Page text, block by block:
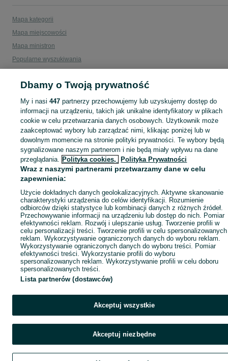
Mapa kategorii
Mapa miejscowości
Mapa ministron
Popularne wyszukiwania
Dbamy o Twoją prywatność
My i nasi447 partnerzy przechowujemy lub uzyskujemy dostęp do
informacji na urządzeniu, takich jak unikalne identyfikatory w plikach
cookie w celu przetwarzania danych osobowych. Użytkownik może
zaakceptować wybory lub zarządzać nimi, klikając poniżej lub w
dowolnym momencie na stronie polityki prywatności. Te wybory będą
sygnalizowane naszym partnerom i nie będą miały wpływu na dane
przeglądania. Polityka cookies, Polityka Prywatności
Wraz z naszymi partnerami przetwarzamy dane w celu
zapewnienia:
Użycie dokładnych danych geolokalizacyjnych. Aktywne skanowanie
charakterystyki urządzenia do celów identyfikacji. Rozumienie
odbiorców dzięki statystyce lub kombinacji danych z różnych źródeł.
Przechowywanie informacji na urządzeniu lub dostęp do nich. Pomiar
efektywności reklam. Rozwój i ulepszanie usług. Tworzenie profili w
celu personalizacji treści. Tworzenie profili w celu spersonalizowanych
reklam. Wykorzystywanie ograniczonych danych do wyboru reklam.
Wykorzystywanie ograniczonych danych do wyboru treści. Pomiar
efektywności treści. Wykorzystanie profili do wyboru
spersonalizowanych reklam. Wykorzystywanie profili w celu doboru
spersonalizowanych treści.
Lista partnerów (dostawców)
Akceptuj wszystkie
Akceptuj niezbędne